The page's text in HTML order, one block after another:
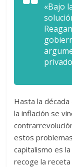
«Bajo
Hasta la
la inflación se
estos
capitalismo es
recoge la receta